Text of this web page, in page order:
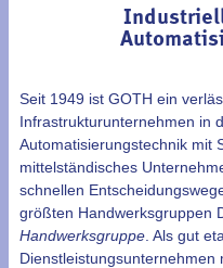
Seit 1949 ist GOTH ein
Infrastrukturunternehmen in
Automatisierungstechnik mit
mittelständisches
schnellen
größten Handwerksgruppen
Handwerksgruppe . Als gut
Dienstleistungsunternehmen